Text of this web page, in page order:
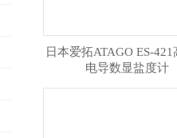
日本爱拓ATAGO ES-421
电导数显盐度计